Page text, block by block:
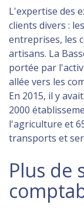
L'expertise des
clients divers :
entreprises, les
artisans. La
portée par
allée vers les
En 2015, il y
2000
l'agriculture et
transports et
Plus de